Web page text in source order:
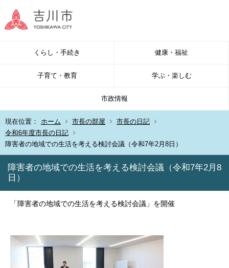
くらし・手続き 健康・福祉
子育て・教育 学ぶ・楽しむ
市政情報
現在位置： ホーム 市長の部屋
市長の日記
令和6年度市長の日記
障害者の地域での生活を考える検討会議（令和7年2月8日）
障害者の地域での生活を考える検討会議（令和7年2月8
日）
「障害者の地域での生活を考える検討会議」を開催